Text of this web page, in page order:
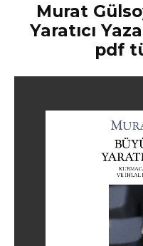
Murat
Yaratıcı
pdf